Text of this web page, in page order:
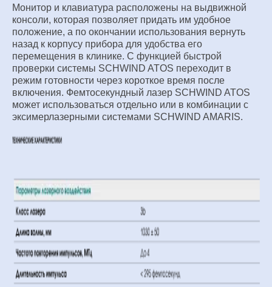
Монитор и клавиатура расположены на выдвижной
консоли, которая позволяет придать им удобное
положение, а по окончании использования вернуть
назад к корпусу прибора для удобства его
перемещения в клинике. С функцией быстрой
проверки системы SCHWIND ATOS переходит в
режим готовности через короткое время после
включения. Фемтосекундный лазер SCHWIND ATOS
может использоваться отдельно или в комбинации с
эксимерлазерными системами SCHWIND AMARIS.